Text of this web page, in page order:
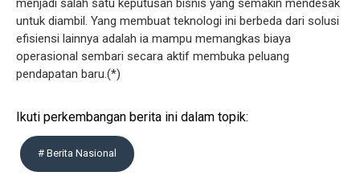
menjadi salah satu keputusan bisnis yang semakin mendesak
untuk diambil. Yang membuat teknologi ini berbeda dari solusi
efisiensi lainnya adalah ia mampu memangkas biaya
operasional sembari secara aktif membuka peluang
pendapatan baru.(*)
Ikuti perkembangan berita ini dalam topik:
# Berita Nasional